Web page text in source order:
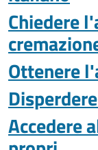
Chiedere
Ottenere
Accedere